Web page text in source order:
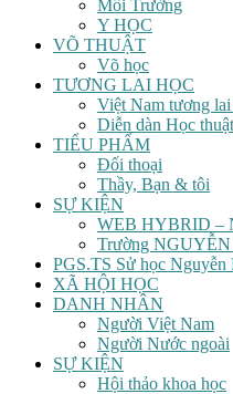
Môi Trường
Y HỌC
VÕ THUẬT
Võ học
TƯƠNG LAI HỌC
Việt Nam tương
Diễn dàn Học thuật
TIỂU PHẨM
Đối thoại
Thầy, Bạn & tôi
SỰ KIỆN
WEB HYBRID –
Trường
PGS.TS Sử học Nguyễn
XÃ HỘI HỌC
DANH NHÂN
Người Việt Nam
Người Nước ngoài
SỰ KIỆN
Hội thảo khoa học